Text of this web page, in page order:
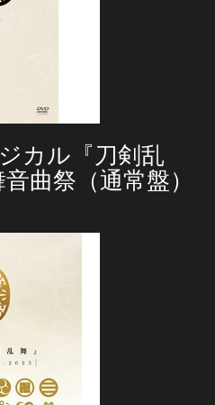
カル『刀剣乱
曲祭（通常盤）